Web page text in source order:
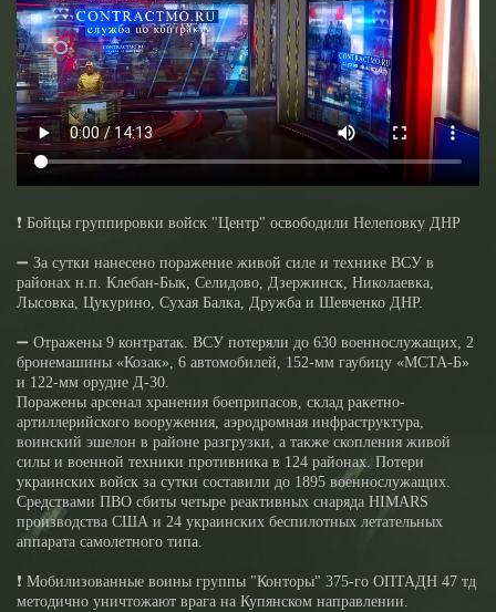
❗️ Бойцы группировки войск "Центр" освободили Нелеповку ДНР
➖ За сутки нанесено поражение живой силе и технике ВСУ в
районах н.п. Клебан-Бык, Селидово, Дзержинск, Николаевка,
Лысовка, Цукурино, Сухая Балка, Дружба и Шевченко ДНР.
➖ Отражены 9 контратак. ВСУ потеряли до 630 военнослужащих, 2
бронемашины «Козак», 6 автомобилей, 152-мм гаубицу «МСТА-Б»
и 122-мм орудие Д-30.
Поражены арсенал хранения боеприпасов, склад ракетно-
артиллерийского вооружения, аэродромная инфраструктура,
воинский эшелон в районе разгрузки, а также скопления живой
силы и военной техники противника в 124 районах. Потери
украинских войск за сутки составили до 1895 военнослужащих.
Средствами ПВО сбиты четыре реактивных снаряда HIMARS
производства США и 24 украинских беспилотных летательных
аппарата самолетного типа.
❗️ Мобилизованные воины группы "Конторы" 375-го ОПТАДН 47 тд
методично уничтожают врага на Купянском направлении.